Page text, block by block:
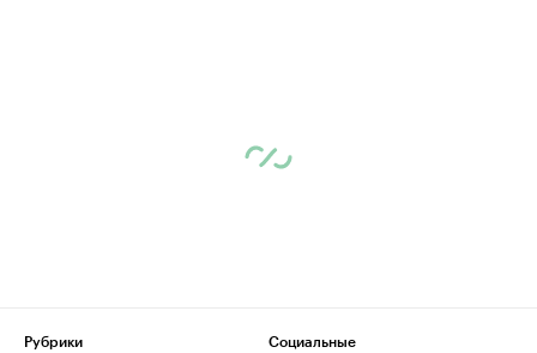
Рубрики
Социальные